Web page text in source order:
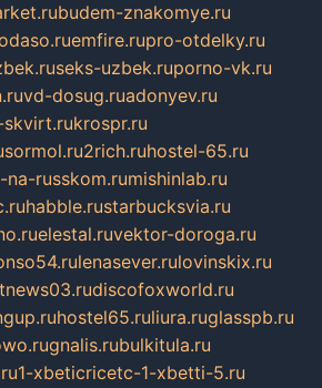
budem-znakomye.ru
emfire.rupro-otdelky.ru
seks-uzbek.ruporno-vk.ru
vd-dosug.ruadonyev.ru
krospr.ru
sormol.ru2rich.ruhostel-65.ru
na-russkom.rumishinlab.ru
habble.rustarbucksvia.ru
elestal.ruvektor-doroga.ru
lenasever.rulovinskix.ru
discofoxworld.ru
hostel65.ruliura.ruglasspb.ru
gnalis.rubulkitula.ru
1-xbeticricetc-1-xbetti-5.ru